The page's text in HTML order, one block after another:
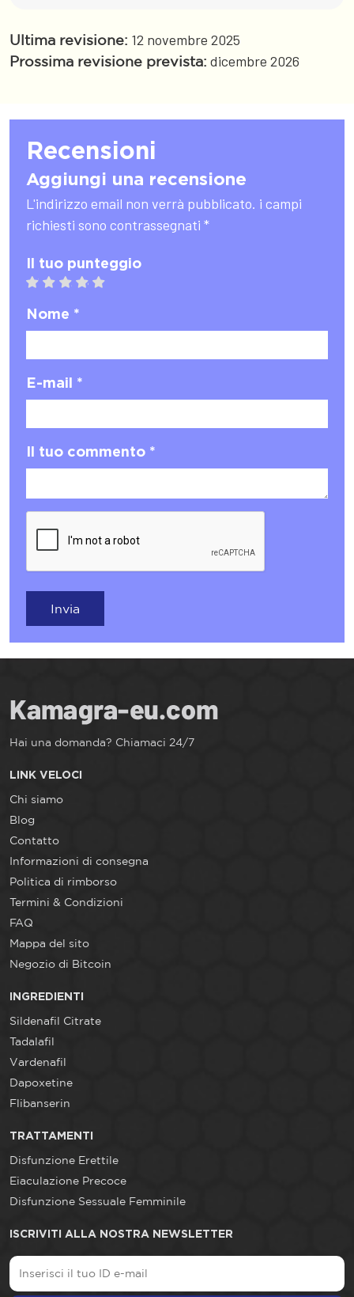
Ultima revisione: 12 novembre 2025
Prossima revisione prevista: dicembre 2026
Recensioni
Aggiungi una recensione
L'indirizzo email non verrà pubblicato. i campi
richiesti sono contrassegnati *
Il tuo punteggio
5 stars
4 stars
3 stars
2 stars
1 star
Nome *
E-mail *
Il tuo commento *
Invia
Hai una domanda? Chiamaci 24/7
LINK VELOCI
Chi siamo
Blog
Contatto
Informazioni di consegna
Politica di rimborso
Termini & Condizioni
FAQ
Mappa del sito
Negozio di Bitcoin
INGREDIENTI
Sildenafil Citrate
Tadalafil
Vardenafil
Dapoxetine
Flibanserin
TRATTAMENTI
Disfunzione Erettile
Eiaculazione Precoce
Disfunzione Sessuale Femminile
ISCRIVITI ALLA NOSTRA NEWSLETTER